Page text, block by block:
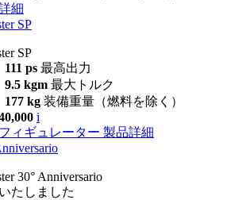
細
SP
SP
111 ps 最高出力
9.5 kgm 最大トルク
177 kg 装備重量（燃料を除く）
i
ィギュレーター 製品詳細
30° Anniversario
たしました